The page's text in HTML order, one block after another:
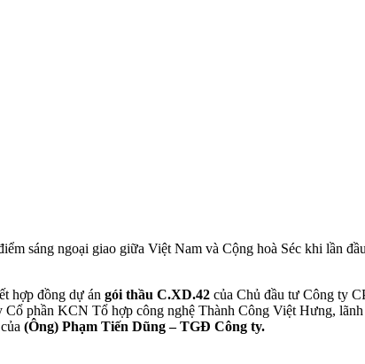
sáng ngoại giao giữa Việt Nam và Cộng hoà Séc khi lần
hợp đồng dự án gói thầu C.XD.42 của Chủ đầu tư Công ty
phần KCN Tổ hợp công nghệ Thành Công Việt Hưng,
(Ông) Phạm Tiến Dũng – TGĐ Công ty.